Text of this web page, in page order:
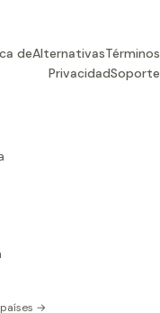
deAlternativasTérminos
PrivacidadSoporte
→